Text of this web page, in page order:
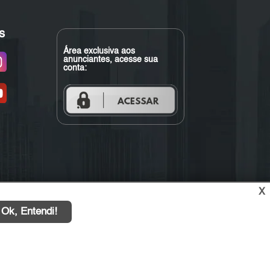
Área exclusiva aos
anunciantes, acesse sua
conta:
X
Ok, Entendi!